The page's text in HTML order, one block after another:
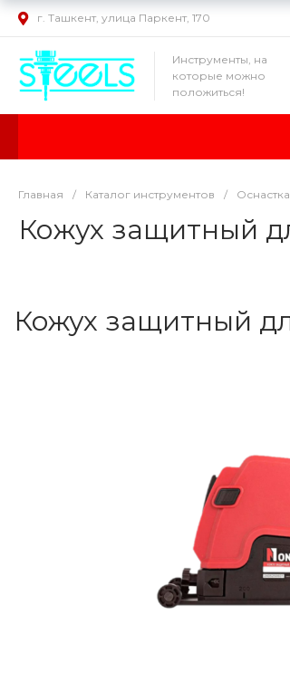
г. Ташкент, улица Паркент, 170
Инструменты, на
которые можно
положиться!
Главная / Каталог инструментов /
Кожух защитный
Кожух защитный